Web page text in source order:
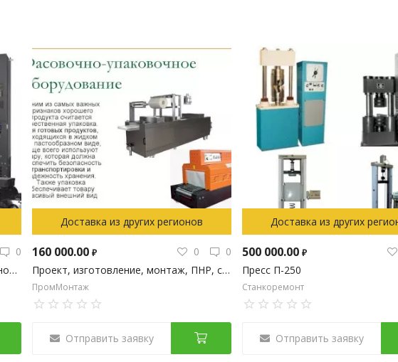
0
Диагностика и ремонт промышленного оборудования
Доставка из других регионов
160 000.00 ₽ 0
0
Проект, изготовление, монтаж, ПНР, сервис оборудования
ПромМонтаж
Отправить заявку
Доставка из других
500 000.00 ₽
Пресс П-250
Станкоремонт
Отправить заявку